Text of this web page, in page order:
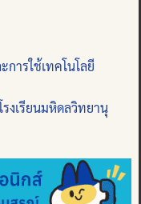
การใช้เทคโนโลยี
งเรียนมหิดลวิทยานุ